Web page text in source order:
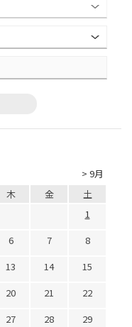
> 9月
木 金
土
1
6 7
8
13 14
15
20 21
22
27 28
29